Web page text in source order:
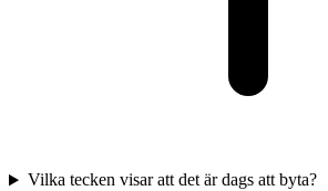
Vilka tecken visar att det är dags att byta?